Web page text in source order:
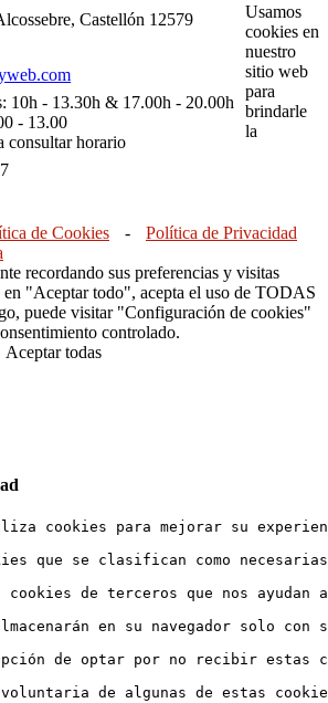
Castellón 12579
10h - 13.30h & 17.00h - 20.00h
- 13.00
consultar horario
de Cookies -
Política de Privacidad
Usamos
cookies en
nuestro
sitio web
para
brindarle
la
recordando sus preferencias y visitas
"Aceptar todo", acepta el uso de TODAS
puede visitar "Configuración de cookies"
controlado.
Aceptar todas
cookies para mejorar su
que se clasifican como
cookies de terceros que nos
en su navegador solo
de optar por no recibir estas
de algunas de estas